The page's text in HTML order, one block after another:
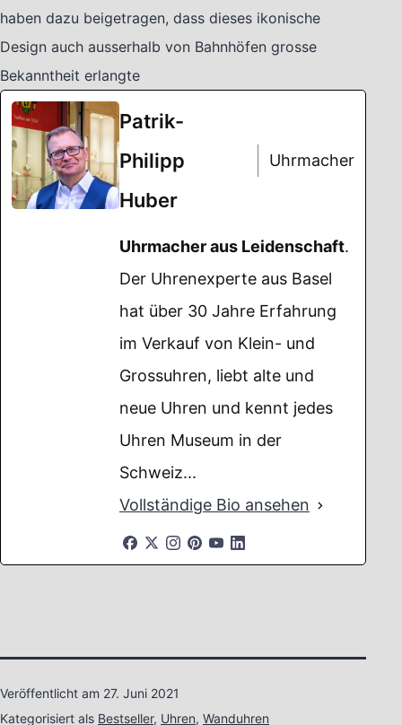
haben dazu beigetragen, dass dieses ikonische
Design auch ausserhalb von Bahnhöfen grosse
Bekanntheit erlangte
Patrik-
Philipp
Huber
Uhrmacher
Uhrmacher aus Leidenschaft.
Der Uhrenexperte aus Basel
hat über 30 Jahre Erfahrung
im Verkauf von Klein- und
Grossuhren, liebt alte und
neue Uhren und kennt jedes
Uhren Museum in der
Schweiz...
Vollständige Bio ansehen
Veröffentlicht am 27. Juni 2021
Kategorisiert als Bestseller, Uhren, Wanduhren